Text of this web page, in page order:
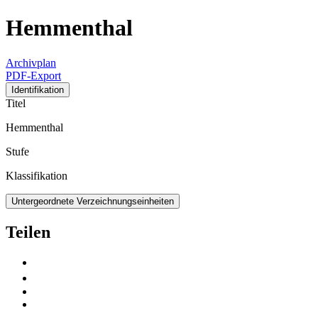
Hemmenthal
Archivplan
PDF-Export
Identifikation
Titel
Hemmenthal
Stufe
Klassifikation
Untergeordnete Verzeichnungseinheiten
Teilen